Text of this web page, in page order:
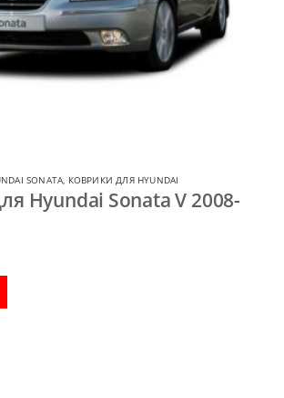
SONATA, КОВРИКИ ДЛЯ HYUNDAI
Hyundai Sonata V 2008-